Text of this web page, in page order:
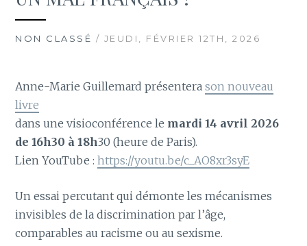
NON CLASSÉ / JEUDI, FÉVRIER 12TH, 2026
Anne-Marie Guillemard présenterason nouveau
livre
dans une visioconférence le mardi 14 avril 2026
de 16h30 à 18h30 (heure de Paris).
Lien YouTube :https://youtu.be/c_AO8xr3syE
Un essai percutant qui démonte les mécanismes
invisibles de la discrimination par l’âge,
comparables au racisme ou au sexisme.